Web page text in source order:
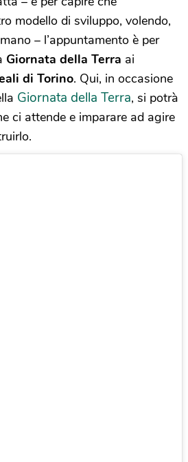
modello di sviluppo, volendo,
– l’appuntamento è per
Giornata della Terra ai
di Torino. Qui, in occasione
Giornata della Terra, si potrà
ci attende e imparare ad agire